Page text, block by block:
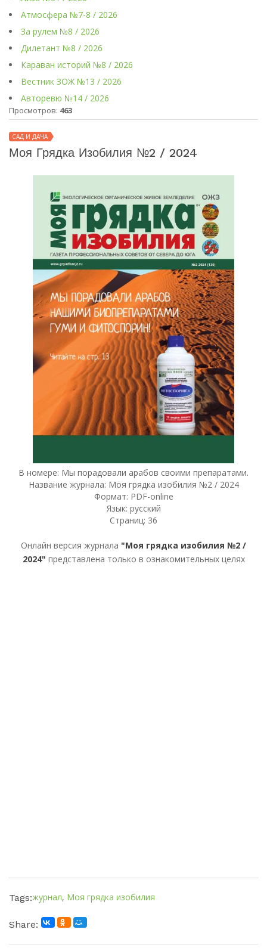
Атмосфера №7-8 / 2026
За рулем №8 / 2026
Дилетант №8 / 2026
Караван историй №8 / 2026
Вестник ЗОЖ №13 / 2026
Авторевю №14 / 2026
Просмотров: 463
САД И ДАЧА
Моя Грядка Изобилия №2 / 2024
В номере: Мы порадовали арабов своими препаратами.
Название журнала: Моя грядка изобилия №2 / 2024
Формат: PDF-online
Язык: русский
Страниц: 36
Онлайн версия журнала "Моя грядка изобилия №2 /
2024" представлена только в ознакомительных целях
Tags:журнал, Моя грядка изобилия
Share: